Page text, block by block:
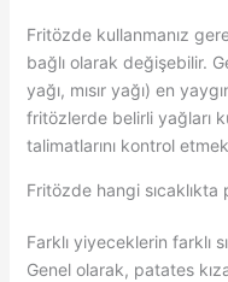
Fritözde kullanmanız
bağlı olarak değişebilir.
yağı, mısır yağı) en
fritözlerde belirli yağları
talimatlarını kontrol
Fritözde hangi sıcaklıkta
Farklı yiyeceklerin farklı
Genel olarak, patates